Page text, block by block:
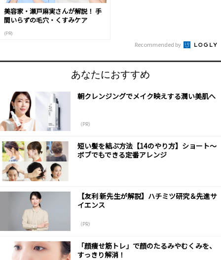
美容家・瀬戸麻実さんが解説！ 手
間いらずの毛穴・くすみケア
(PR)
Recommended by
あなたにおすすめ
朝クレンジングでメイク映えする潤い美肌へ
（PR）
短い髪を結ぶ方法【14のやり方】ショート～
ボブでもできる定番アレンジ
【友利 新先生が解説】ハチミツ研究＆先進サ
イエンス
（PR）
「顔痩せ筋トレ」で顔のたるみやむくみを、
すっきり解消！